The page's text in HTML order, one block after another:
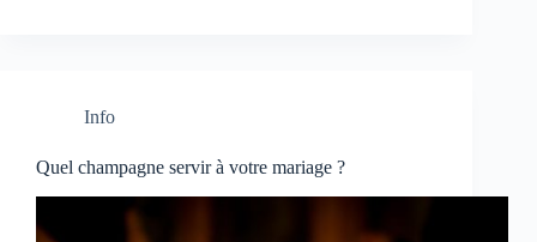
Info
Quel champagne servir à votre mariage ?